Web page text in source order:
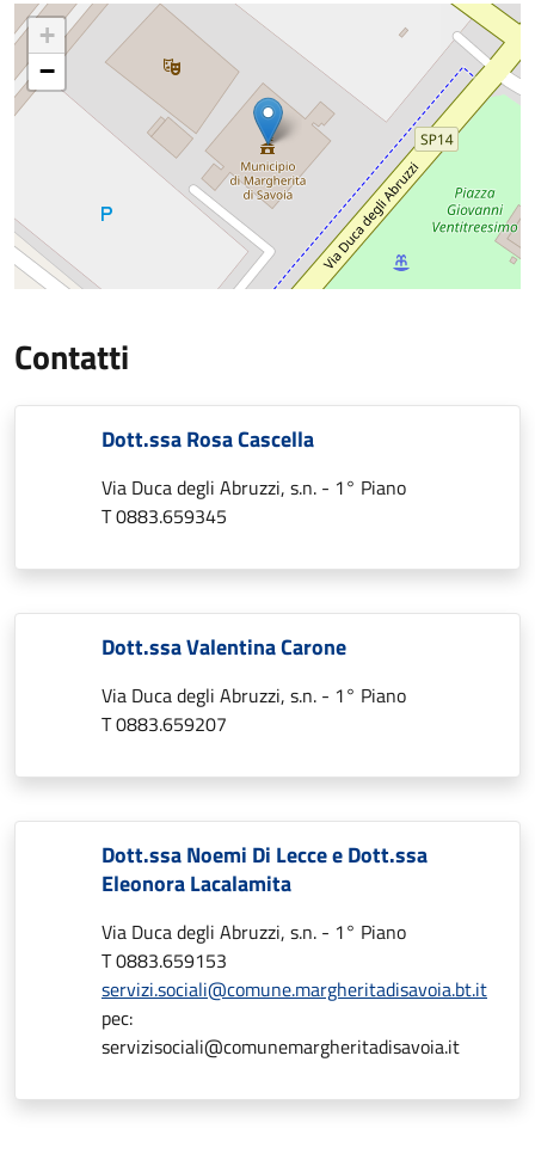
+
−
Contatti
Dott.ssa Rosa Cascella
Via Duca degli Abruzzi, s.n. - 1° Piano
T 0883.659345
Dott.ssa Valentina Carone
Via Duca degli Abruzzi, s.n. - 1° Piano
T 0883.659207
Dott.ssa Noemi Di Lecce e Dott.ssa
Eleonora Lacalamita
Via Duca degli Abruzzi, s.n. - 1° Piano
T 0883.659153
servizi.sociali@comune.margheritadisavoia.bt.it
pec:
servizisociali@comunemargheritadisavoia.it